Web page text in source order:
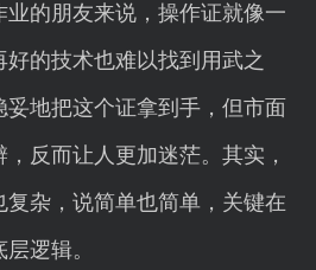
的朋友来说，操作证就像一
的技术也难以找到用武之
地把这个证拿到手，但市面
反而让人更加迷茫。其实，
杂，说简单也简单，关键在
逻辑。